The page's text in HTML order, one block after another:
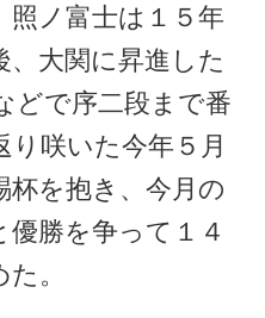
照ノ富士は１５年
、大関に昇進した
どで序二段まで番
咲いた今年５月
杯を抱き、今月の
勝を争って１４
。